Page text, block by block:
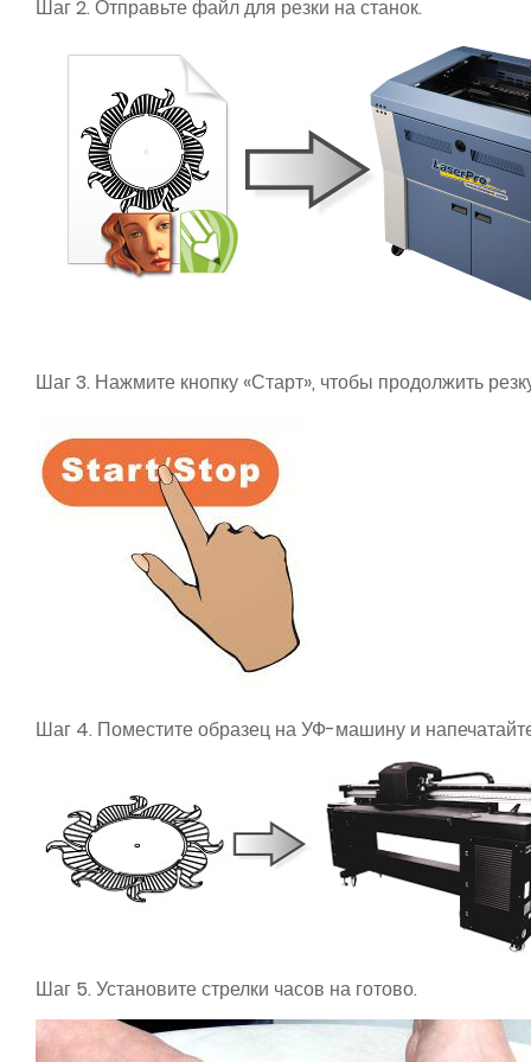
Шаг 2. Отправьте файл для резки на станок.
Шаг 3. Нажмите кнопку «Старт», чтобы продолжить
Шаг 4. Поместите образец на УФ-машину и
Шаг 5. Установите стрелки часов на готово.